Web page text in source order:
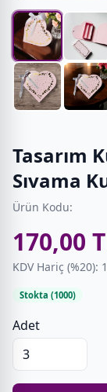
Tasarım
Sıvama
Ürün Kodu:
170,00
KDV Hariç (%20):
Stokta (1000)
Adet